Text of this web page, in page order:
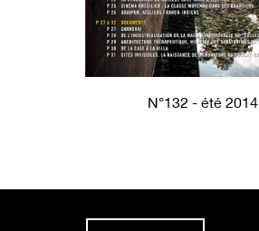
N°132 - été 2014